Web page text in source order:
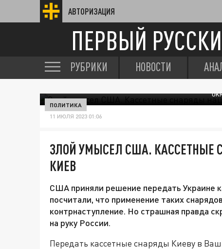
АВТОРИЗАЦИЯ
ПЕРВЫЙ
РУБРИКИ НОВОСТИ
ПОЛИТИКА
11 ИЮЛЯ 2023 01:06
ЗЛОЙ УМЫСЕЛ США. КАССЕТНЫЕ
КИЕВ
США приняли решение передать Украине
посчитали, что применение таких
контрнаступление. Но страшная правда
на руку России.
Передать кассетные снаряды Киеву в